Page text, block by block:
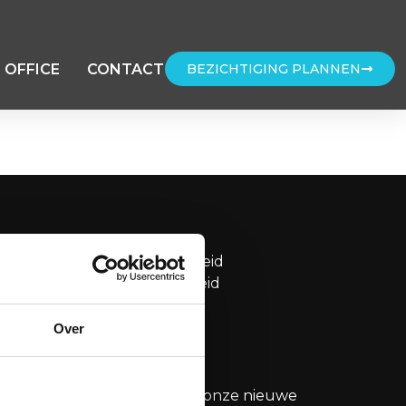
Over
CONTACT BEZICHTIGING PLANNEN
Privacybeleid
Cookiebeleid
Disclaimer
Bekijk onze nieuwe